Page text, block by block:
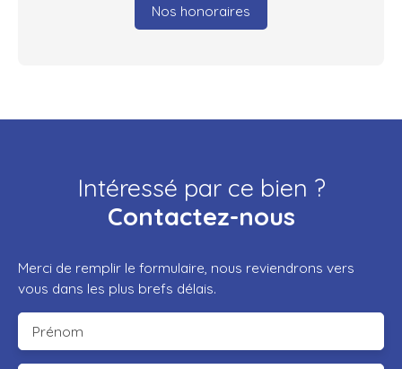
Nos honoraires
Intéressé par ce bien ?
Contactez-nous
Merci de remplir le formulaire, nous reviendrons vers
vous dans les plus brefs délais.
Prénom